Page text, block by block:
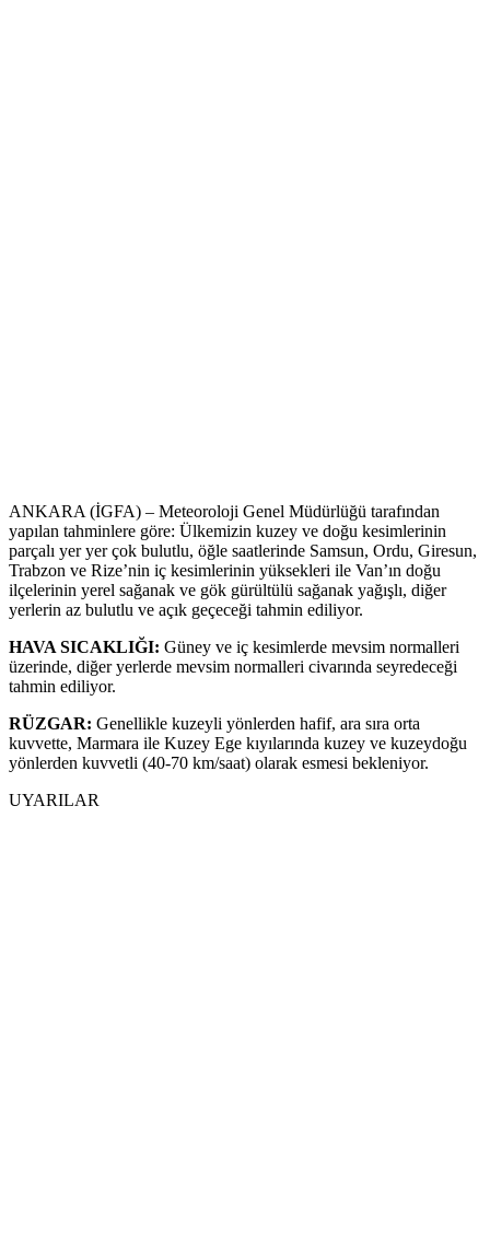
ANKARA (İGFA) – Meteoroloji Genel Müdürlüğü tarafından
yapılan tahminlere göre: Ülkemizin kuzey ve doğu kesimlerinin
parçalı yer yer çok bulutlu, öğle saatlerinde Samsun, Ordu, Giresun,
Trabzon ve Rize’nin iç kesimlerinin yüksekleri ile Van’ın doğu
ilçelerinin yerel sağanak ve gök gürültülü sağanak yağışlı, diğer
yerlerin az bulutlu ve açık geçeceği tahmin ediliyor.
HAVA SICAKLIĞI: Güney ve iç kesimlerde mevsim normalleri
üzerinde, diğer yerlerde mevsim normalleri civarında seyredeceği
tahmin ediliyor.
RÜZGAR: Genellikle kuzeyli yönlerden hafif, ara sıra orta
kuvvette, Marmara ile Kuzey Ege kıyılarında kuzey ve kuzeydoğu
yönlerden kuvvetli (40-70 km/saat) olarak esmesi bekleniyor.
UYARILAR